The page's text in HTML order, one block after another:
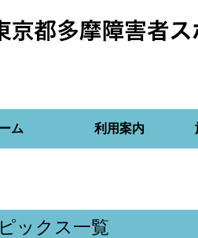
ム 利用案内
ックス一覧